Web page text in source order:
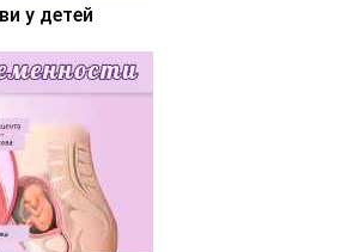
у детей